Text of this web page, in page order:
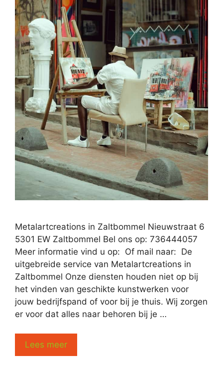
Metalartcreations in Zaltbommel Nieuwstraat 6
5301 EW Zaltbommel Bel ons op: 736444057
Meer informatie vind u op: Of mail naar: De
uitgebreide service van Metalartcreations in
Zaltbommel Onze diensten houden niet op bij
het vinden van geschikte kunstwerken voor
jouw bedrijfspand of voor bij je thuis. Wij zorgen
er voor dat alles naar behoren bij je …
Lees meer